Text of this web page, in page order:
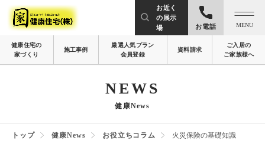
お近く
の展示
場
お電話 MENU
健康住宅の
家づくり
施工事例
厳選人気プラン
会員登録
資料請求
ご入居の
ご家族様へ
NEWS
健康News
トップ 健康News お役立ちコラム 火災保険の基礎知識